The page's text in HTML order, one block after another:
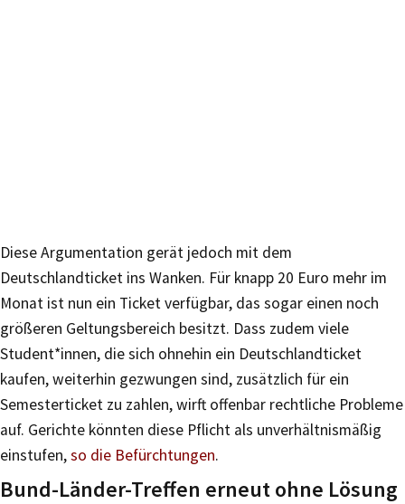
Diese Argumentation gerät jedoch mit dem
Deutschlandticket ins Wanken. Für knapp 20 Euro mehr im
Monat ist nun ein Ticket verfügbar, das sogar einen noch
größeren Geltungsbereich besitzt. Dass zudem viele
Student*innen, die sich ohnehin ein Deutschlandticket
kaufen, weiterhin gezwungen sind, zusätzlich für ein
Semesterticket zu zahlen, wirft offenbar rechtliche Probleme
auf. Gerichte könnten diese Pflicht als unverhältnismäßig
einstufen,so die Befürchtungen.
Bund-Länder-Treffen erneut ohne Lösung